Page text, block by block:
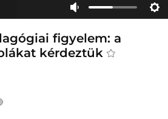
figyelem: a
kérdeztük